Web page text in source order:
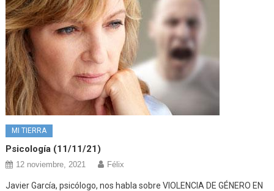
MI TIERRA
Psicología (11/11/21)
12 noviembre, 2021 Félix
Javier García, psicólogo, nos habla sobre VIOLENCIA DE GÉNERO EN